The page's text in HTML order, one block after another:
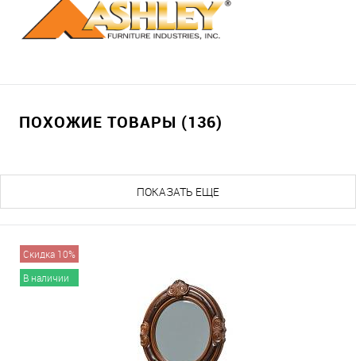
ПОХОЖИЕ ТОВАРЫ (136)
ПОКАЗАТЬ ЕЩЕ
Скидка 10%
В наличии